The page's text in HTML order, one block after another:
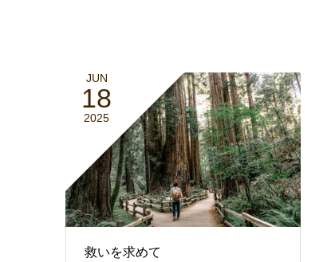
JUN
18
2025
救いを求めて